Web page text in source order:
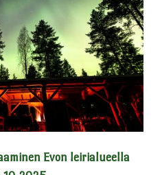
Evon leirialueella